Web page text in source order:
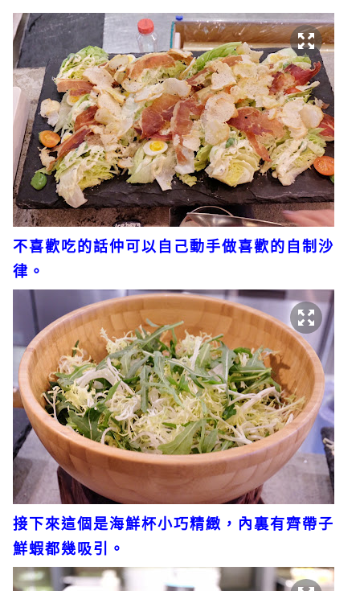
不喜歡吃的話仲可以自己動手做喜歡的自制沙
律。
接下來這個是海鮮杯小巧精緻，內裏有齊帶子
鮮蝦都幾吸引。